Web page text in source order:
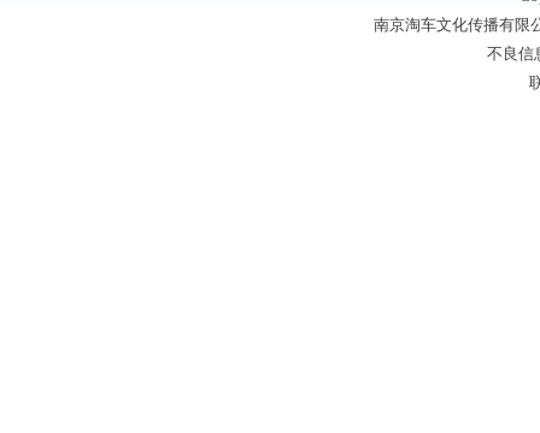
南京淘车文化传播有限
不良信